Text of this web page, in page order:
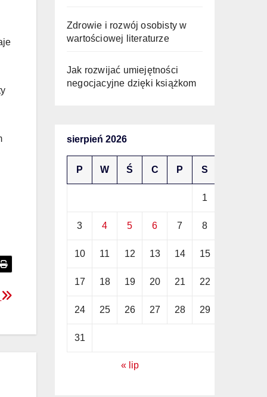
Zdrowie i rozwój osobisty w
wartościowej literaturze
Jak rozwijać umiejętności
negocjacyjne dzięki książkom
sierpień 2026
P W Ś C P S
1
3 4 5 6 7 8
10 11 12 13 14 15
17 18 19 20 21 22
24 25 26 27 28 29
31
« lip